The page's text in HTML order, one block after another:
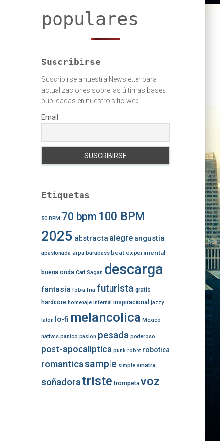
populares
Suscribirse
Suscribirse a nuestra Newsletter para
actualizaciones sobre las últimas bases
publicadas en nuestro sitio web.
Email
Etiquetas
50 BPM 70 bpm 100 BPM
2025 abstracta alegre angustia
apasionada arpa barabass beat experimental
buena onda Carl Sagan descarga
fantasia fobia fria futurista gratis
hardcore homenaje infernal inspiracional jazzy
latón lo-fi melancolica México
nativos panico pasion pesada poderoso
post-apocaliptica punk robot robotica
romanticasample simple sinatra
soñadora triste trompeta voz